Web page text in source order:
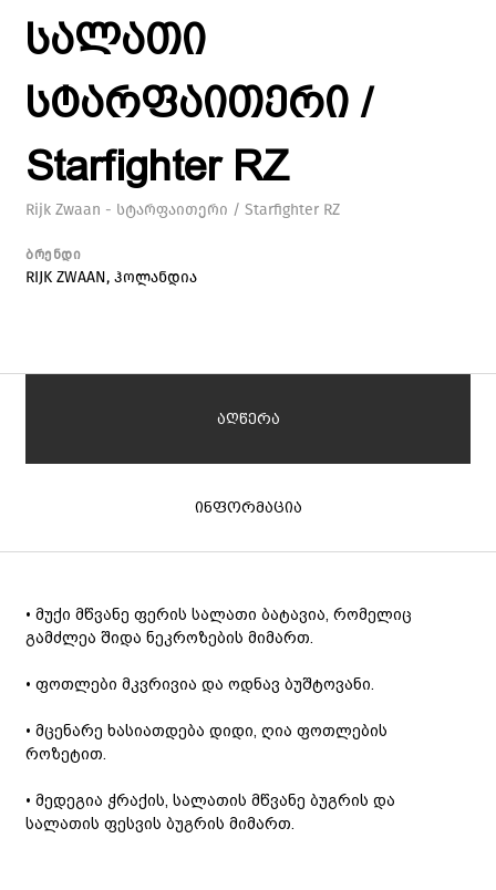
სალათი
სტარფაითერი /
Starfighter RZ
Rijk Zwaan - სტარფაითერი / Starfighter RZ
ბრენდი
RIJK ZWAAN, ჰოლანდია
აღწერა
ინფორმაცია
• მუქი მწვანე ფერის სალათი ბატავია, რომელიც
გამძლეა შიდა ნეკროზების მიმართ.
• ფოთლები მკვრივია და ოდნავ ბუშტოვანი.
• მცენარე ხასიათდება დიდი, ღია ფოთლების
როზეტით.
• მედეგია ჭრაქის, სალათის მწვანე ბუგრის და
სალათის ფესვის ბუგრის მიმართ.